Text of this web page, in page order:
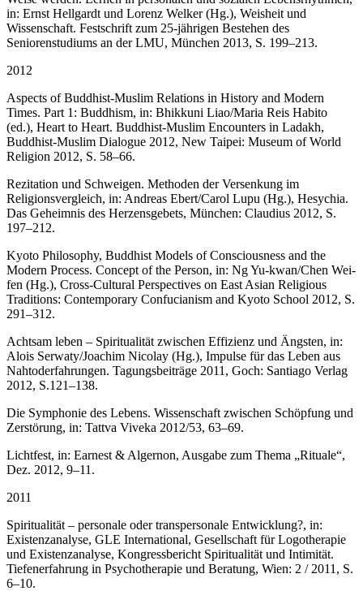
in: Ernst Hellgardt und Lorenz Welker (Hg.), Weisheit und
Wissenschaft. Festschrift zum 25-jährigen Bestehen des
Seniorenstudiums an der LMU, München 2013, S. 199–213.
2012
Aspects of Buddhist-Muslim Relations in History and Modern
Times. Part 1: Buddhism, in: Bhikkuni Liao/Maria Reis Habito
(ed.), Heart to Heart. Buddhist-Muslim Encounters in Ladakh,
Buddhist-Muslim Dialogue 2012, New Taipei: Museum of World
Religion 2012, S. 58–66.
Rezitation und Schweigen. Methoden der Versenkung im
Religionsvergleich, in: Andreas Ebert/Carol Lupu (Hg.), Hesychia.
Das Geheimnis des Herzensgebets, München: Claudius 2012, S.
197–212.
Kyoto Philosophy, Buddhist Models of Consciousness and the
Modern Process. Concept of the Person, in: Ng Yu-kwan/Chen Wei-
fen (Hg.), Cross-Cultural Perspectives on East Asian Religious
Traditions: Contemporary Confucianism and Kyoto School 2012, S.
291–312.
Achtsam leben – Spiritualität zwischen Effizienz und Ängsten, in:
Alois Serwaty/Joachim Nicolay (Hg.), Impulse für das Leben aus
Nahtoderfahrungen. Tagungsbeiträge 2011, Goch: Santiago Verlag
2012, S.121–138.
Die Symphonie des Lebens. Wissenschaft zwischen Schöpfung und
Zerstörung, in: Tattva Viveka 2012/53, 63–69.
Lichtfest, in: Earnest & Algernon, Ausgabe zum Thema „Rituale“,
Dez. 2012, 9–11.
2011
Spiritualität – personale oder transpersonale Entwicklung?, in:
Existenzanalyse, GLE International, Gesellschaft für Logotherapie
und Existenzanalyse, Kongressbericht Spiritualität und Intimität.
Tiefenerfahrung in Psychotherapie und Beratung, Wien: 2 / 2011, S.
6–10.